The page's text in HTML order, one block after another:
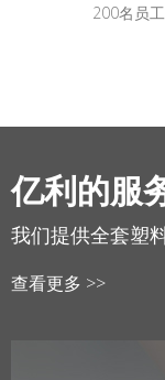
200名员工
亿利的服
我们提供全套塑
查看更多 >>